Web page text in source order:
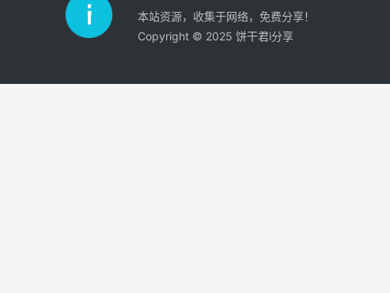
本站资源，收集于网络，免费分享！
Copyright © 2025 饼干君i分享